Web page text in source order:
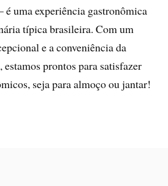
é uma experiência gastronômica
típica brasileira. Com um
e a conveniência da
prontos para satisfazer
seja para almoço ou jantar!